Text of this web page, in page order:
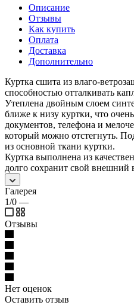
Описание
Отзывы
Как купить
Оплата
Доставка
Дополнительно
Куртка сшита из влаго-
способностью отталкивать
Утеплена двойным слоем
ближе к низу куртки, что
документов, телефона и
который можно отстегнуть.
из основной ткани куртки.
Куртка выполнена из
долго сохранит свой внешний
Галерея
1/0 —
Отзывы
Нет оценок
Оставить отзыв